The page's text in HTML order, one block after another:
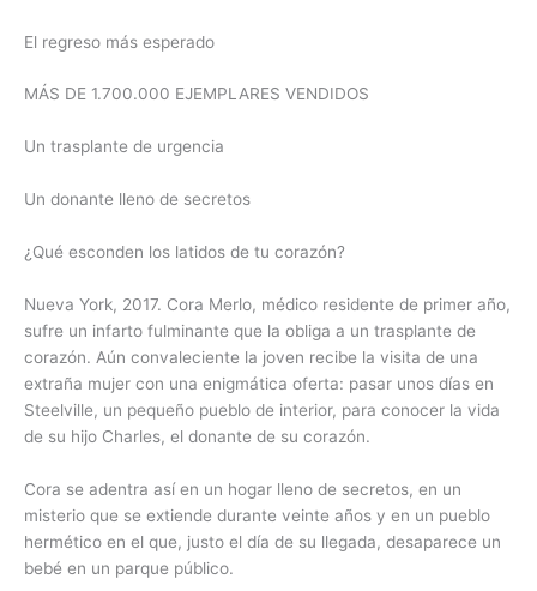
El regreso más esperado
MÁS DE 1.700.000 EJEMPLARES VENDIDOS
Un trasplante de urgencia
Un donante lleno de secretos
¿Qué esconden los latidos de tu corazón?
Nueva York, 2017. Cora Merlo, médico residente de primer año,
sufre un infarto fulminante que la obliga a un trasplante de
corazón. Aún convaleciente la joven recibe la visita de una
extraña mujer con una enigmática oferta: pasar unos días en
Steelville, un pequeño pueblo de interior, para conocer la vida
de su hijo Charles, el donante de su corazón.
Cora se adentra así en un hogar lleno de secretos, en un
misterio que se extiende durante veinte años y en un pueblo
hermético en el que, justo el día de su llegada, desaparece un
bebé en un parque público.